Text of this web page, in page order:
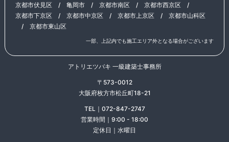
京都市伏見区/ 亀岡市/ 京都市南区/ 京都市西京区/
京都市下京区/ 京都市中京区/ 京都市上京区/ 京都市山科区
/ 京都市東山区
一部、上記内でも施工エリア外となる場合がございます
アトリエツバキ 一級建築士事務所
〒573-0012
大阪府枚方市松丘町18-21
TEL｜072-847-2747
営業時間｜9:00 - 18:00
定休日｜水曜日